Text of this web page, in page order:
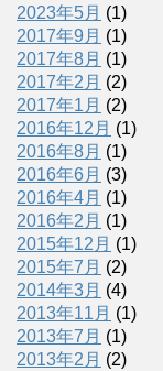
2023年5月 (1)
2017年9月 (1)
2017年8月 (1)
2017年2月 (2)
2017年1月 (2)
2016年12月 (1)
2016年8月 (1)
2016年6月 (3)
2016年4月 (1)
2016年2月 (1)
2015年12月 (1)
2015年7月 (2)
2014年3月 (4)
2013年11月 (1)
2013年7月 (1)
2013年2月 (2)